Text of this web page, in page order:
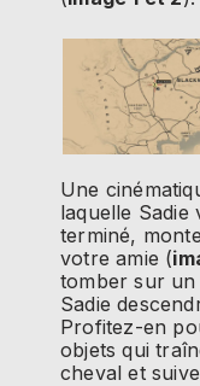
Une
laquelle Sadie
terminé,
votre amie (
tomber sur un
Sadie
Profitez-en
objets qui
cheval et